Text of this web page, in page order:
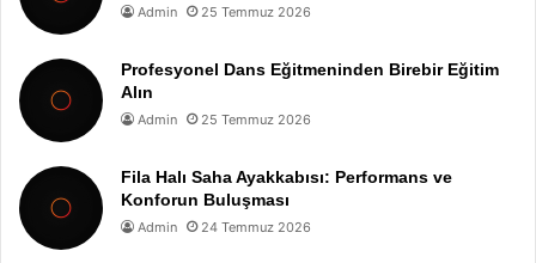
Admin 25 Temmuz 2026
Profesyonel Dans Eğitmeninden Birebir Eğitim
Alın
Admin 25 Temmuz 2026
Fila Halı Saha Ayakkabısı: Performans ve
Konforun Buluşması
Admin 24 Temmuz 2026